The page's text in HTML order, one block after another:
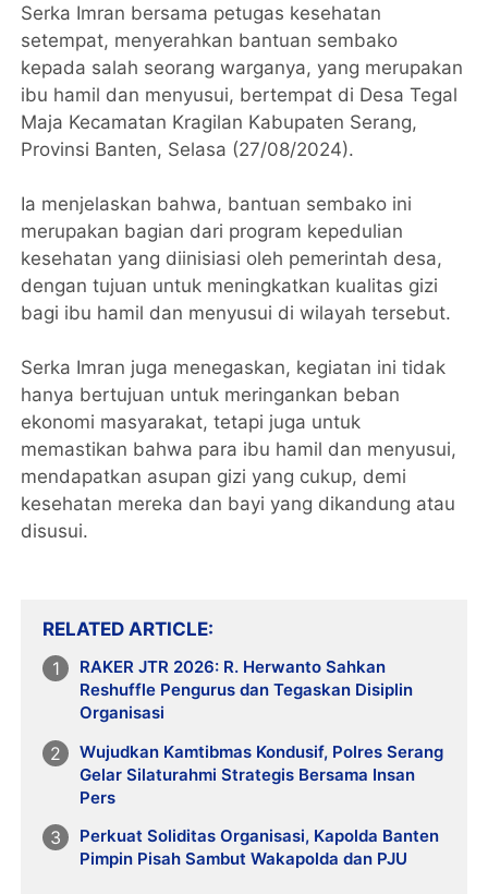
Serka Imran bersama petugas kesehatan
setempat, menyerahkan bantuan sembako
kepada salah seorang warganya, yang merupakan
ibu hamil dan menyusui, bertempat di Desa Tegal
Maja Kecamatan Kragilan Kabupaten Serang,
Provinsi Banten, Selasa (27/08/2024).
Ia menjelaskan bahwa, bantuan sembako ini
merupakan bagian dari program kepedulian
kesehatan yang diinisiasi oleh pemerintah desa,
dengan tujuan untuk meningkatkan kualitas gizi
bagi ibu hamil dan menyusui di wilayah tersebut.
Serka Imran juga menegaskan, kegiatan ini tidak
hanya bertujuan untuk meringankan beban
ekonomi masyarakat, tetapi juga untuk
memastikan bahwa para ibu hamil dan menyusui,
mendapatkan asupan gizi yang cukup, demi
kesehatan mereka dan bayi yang dikandung atau
disusui.
RELATED ARTICLE
RAKER JTR 2026: R. Herwanto Sahkan
Reshuffle Pengurus dan Tegaskan Disiplin
Organisasi
Wujudkan Kamtibmas Kondusif, Polres Serang
Gelar Silaturahmi Strategis Bersama Insan
Pers
Perkuat Soliditas Organisasi, Kapolda Banten
Pimpin Pisah Sambut Wakapolda dan PJU